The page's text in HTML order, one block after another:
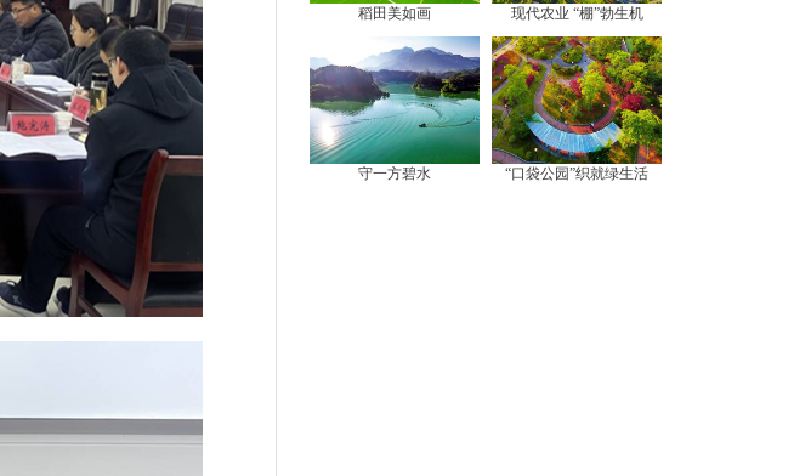
稻田美如画 现代农业 “棚”勃生机
守一方碧水 “口袋公园”织就绿生活